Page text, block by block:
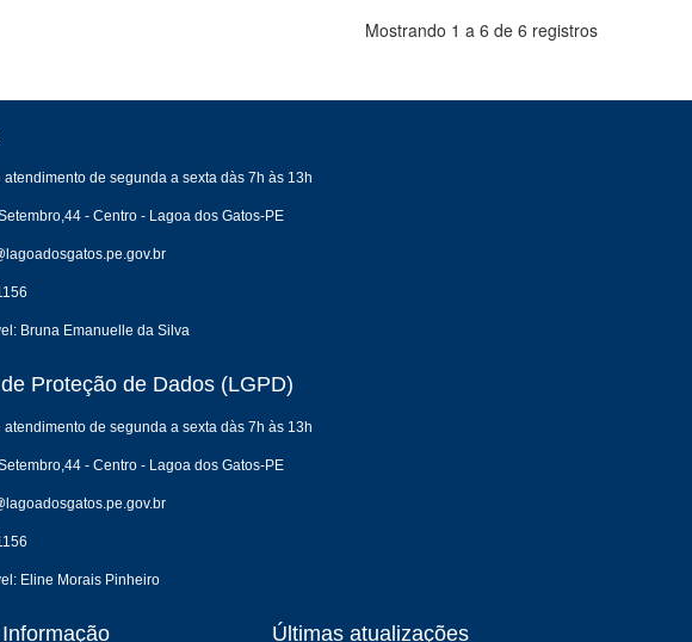
Mostrando 1 a 6 de 6 registros
de segunda a sexta dàs 7h às 13h
- Centro - Lagoa dos Gatos-PE
Bruna Emanuelle da Silva
Proteção de Dados (LGPD)
de segunda a sexta dàs 7h às 13h
- Centro - Lagoa dos Gatos-PE
Eline Morais Pinheiro
Últimas atualizações